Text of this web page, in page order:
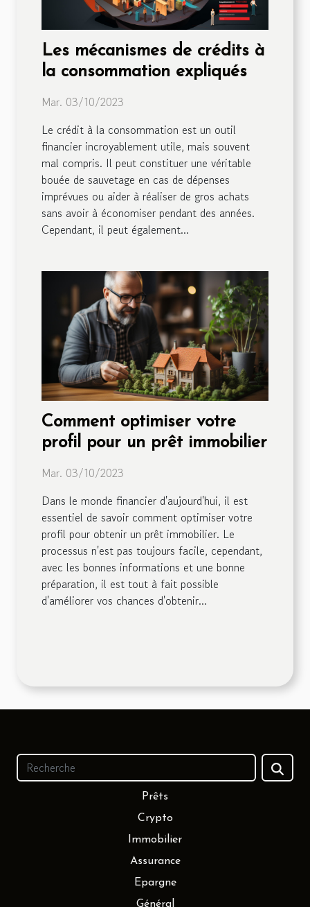
Les mécanismes de crédits à
la consommation expliqués
Mar. 03/10/2023
Le crédit à la consommation est un outil
financier incroyablement utile, mais souvent
mal compris. Il peut constituer une véritable
bouée de sauvetage en cas de dépenses
imprévues ou aider à réaliser de gros achats
sans avoir à économiser pendant des années.
Cependant, il peut également...
Comment optimiser votre
profil pour un prêt immobilier
Mar. 03/10/2023
Dans le monde financier d'aujourd'hui, il est
essentiel de savoir comment optimiser votre
profil pour obtenir un prêt immobilier. Le
processus n'est pas toujours facile, cependant,
avec les bonnes informations et une bonne
préparation, il est tout à fait possible
d'améliorer vos chances d'obtenir...
Prêts
Crypto
Immobilier
Assurance
Epargne
Général